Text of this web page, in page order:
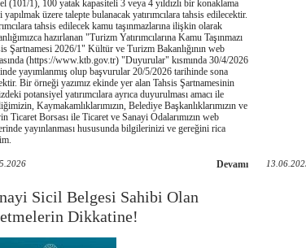
(101/1), 100 yatak kapasiteli 3 veya 4 yıldızlı bir konaklama
yapılmak üzere talepte bulanacak yatırımcılara tahsis edilecektir.
tahsis edilecek kamu taşınmazlarına ilişkin olarak
hazırlanan "Turizm Yatırımcılarına Kamu Taşınmazı
Şartnamesi 2026/1" Kültür ve Turizm Bakanlığının web
(https://www.ktb.gov.tr) "Duyurular" kısmında 30/4/2026
yayımlanmış olup başvurular 20/5/2026 tarihinde sona
Bir örneği yazımız ekinde yer alan Tahsis Şartnamesinin
potansiyel yatırımcılara ayrıca duyurulması amacı ile
Kaymakamlıklarımızın, Belediye Başkanlıklarımızın ve
Ticaret Borsası ile Ticaret ve Sanayi Odalarımızın web
yayınlanması hususunda bilgilerinizi ve gereğini rica
Devamı
Sicil Belgesi Sahibi Olan
Dikkatine!